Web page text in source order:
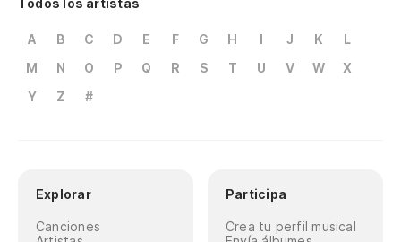
A B C D E F G H I J K
L
M
N O P Q R S T U V W
X
Y
Z #
Explorar
Canciones
Participa
Crea tu perfil musical